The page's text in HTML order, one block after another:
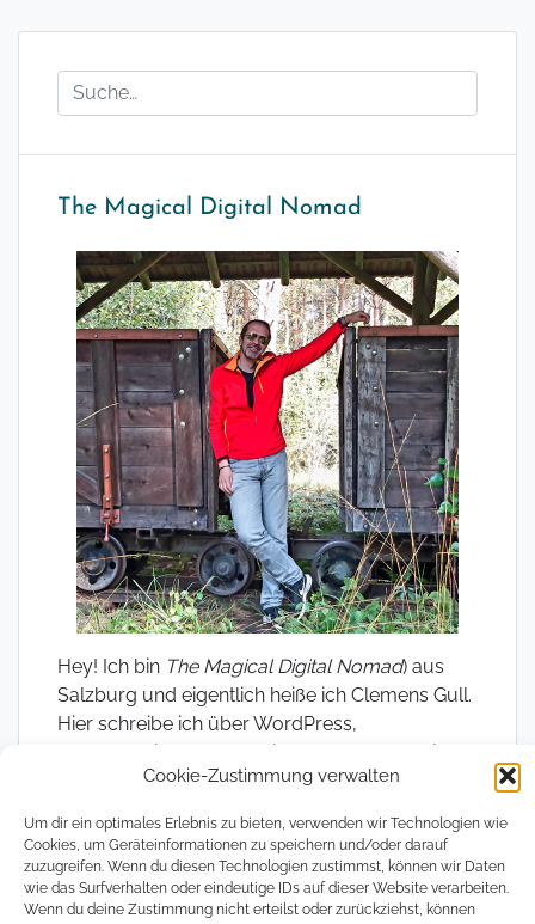
Cookie-Zustimmung verwalten
Um dir ein optimales Erlebnis zu bieten, verwenden wir Technologien wie
Cookies, um Geräteinformationen zu speichern und/oder darauf
zuzugreifen. Wenn du diesen Technologien zustimmst, können wir Daten
wie das Surfverhalten oder eindeutige IDs auf dieser Website verarbeiten.
Wenn du deine Zustimmung nicht erteilst oder zurückziehst, können
The Magical Digital Nomad
Hey! Ich bin The Magical Digital Nomad) aus
Salzburg und eigentlich heiße ich Clemens Gull.
Hier schreibe ich über WordPress,
Gedanken zum Leben.
Als magischer, digitaler Nomade bin ich gerne
in der Welt unterwegs und kann auch meine
große Liebe zu Paris, Zeichnen, Fotografieren
und Reisen ausleben.